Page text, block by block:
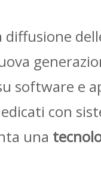
diffusione
software e
con
una